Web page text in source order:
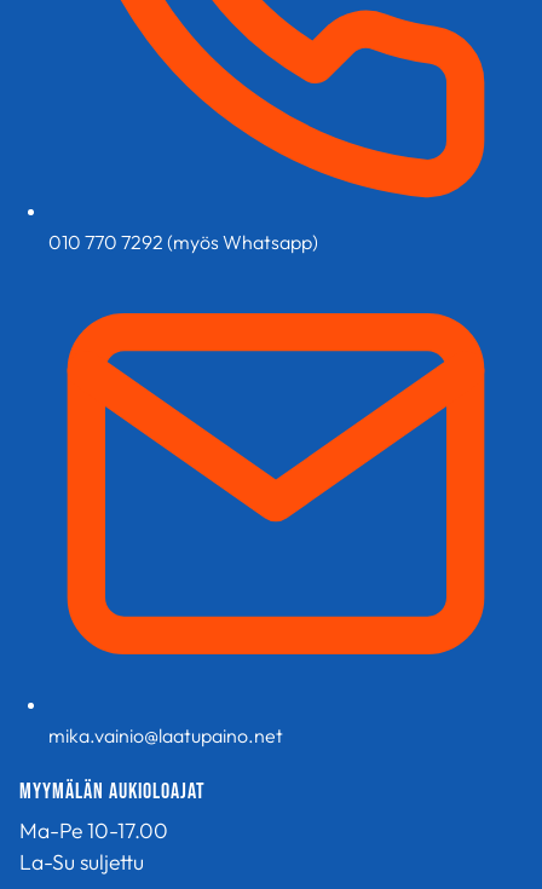
010 770 7292 (myös Whatsapp)
mika.vainio@laatupaino.net
Myymälän aukioloajat
Ma-Pe 10-17.00
La-Su suljettu